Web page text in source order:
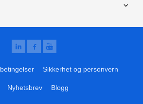
Sikkerhet og personvern
Nyhetsbrev Blogg